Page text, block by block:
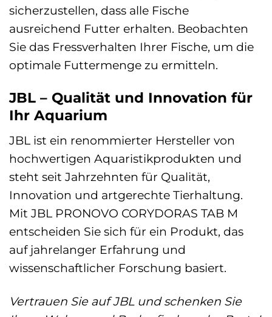
sicherzustellen, dass alle Fische
ausreichend Futter erhalten. Beobachten
Sie das Fressverhalten Ihrer Fische, um die
optimale Futtermenge zu ermitteln.
JBL – Qualität und Innovation für
Ihr Aquarium
JBL ist ein renommierter Hersteller von
hochwertigen Aquaristikprodukten und
steht seit Jahrzehnten für Qualität,
Innovation und artgerechte Tierhaltung.
Mit JBL PRONOVO CORYDORAS TAB M
entscheiden Sie sich für ein Produkt, das
auf jahrelanger Erfahrung und
wissenschaftlicher Forschung basiert.
Vertrauen Sie auf JBL und schenken Sie